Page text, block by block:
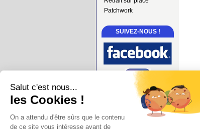
Patchwork
SUIVEZ-NOUS !
Salut c'est nous...
les Cookies !
On a attendu d'être sûrs que le contenu
de ce site vous intéresse avant de